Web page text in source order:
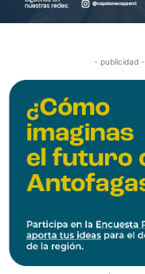
- publicidad -